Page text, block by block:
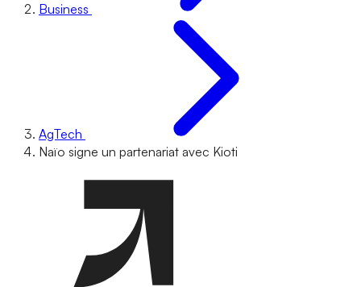
Business
AgTech
Naïo signe un partenariat avec Kioti